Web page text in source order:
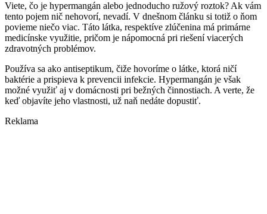
Viete, čo je hypermangán alebo jednoducho ružový roztok? Ak vám
tento pojem nič nehovorí, nevadí. V dnešnom článku si totiž o ňom
povieme niečo viac. Táto látka, respektíve zlúčenina má primárne
medicínske využitie, pričom je nápomocná pri riešení viacerých
zdravotných problémov.
Používa sa ako antiseptikum, čiže hovoríme o látke, ktorá ničí
baktérie a prispieva k prevencii infekcie. Hypermangán je však
možné využiť aj v domácnosti pri bežných činnostiach. A verte, že
keď objavíte jeho vlastnosti, už naň nedáte dopustiť.
Reklama